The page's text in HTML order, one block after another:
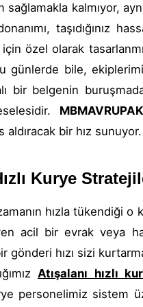
sağlamakla kalmıyor,
taşıdığınız
özel olarak
günlerde bile,
bir belgenin
aldıracak bir hız sunuyor.
Kurye
hızla tükendiği o
acil bir evrak veya
hızı sizi
Atışalanı hızlı
personelimiz sistem